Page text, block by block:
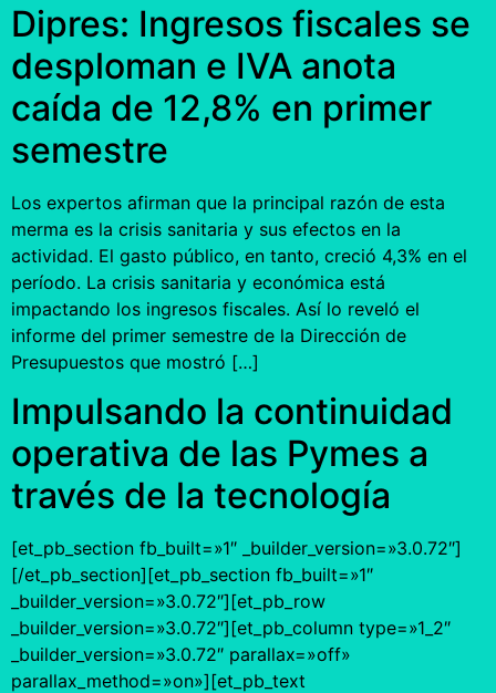
Dipres: Ingresos fiscales se
desploman e IVA anota
caída de 12,8% en primer
semestre
Los expertos afirman que la principal razón de esta
merma es la crisis sanitaria y sus efectos en la
actividad. El gasto público, en tanto, creció 4,3% en el
período. La crisis sanitaria y económica está
impactando los ingresos fiscales. Así lo reveló el
informe del primer semestre de la Dirección de
Presupuestos que mostró […]
Impulsando la continuidad
operativa de las Pymes a
través de la tecnología
[et_pb_section fb_built=»1″ _builder_version=»3.0.72″]
[/et_pb_section][et_pb_section fb_built=»1″
_builder_version=»3.0.72″][et_pb_row
_builder_version=»3.0.72″][et_pb_column type=»1_2″
_builder_version=»3.0.72″ parallax=»off»
parallax_method=»on»][et_pb_text